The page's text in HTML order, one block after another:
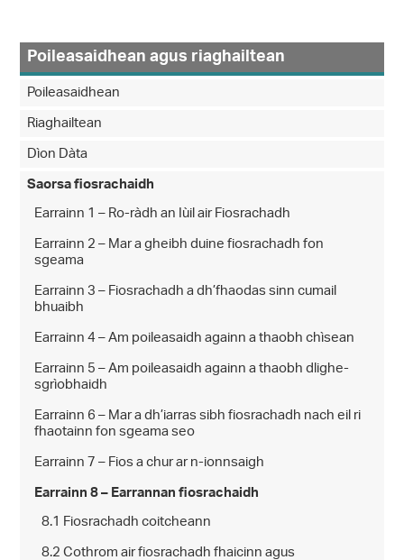
Poileasaidhean agus riaghailtean
Poileasaidhean
Riaghailtean
Dìon Dàta
Saorsa fiosrachaidh
Earrainn 1 – Ro-ràdh an Iùil air Fiosrachadh
Earrainn 2 – Mar a gheibh duine fiosrachadh fon
sgeama
Earrainn 3 – Fiosrachadh a dh’fhaodas sinn cumail
bhuaibh
Earrainn 4 – Am poileasaidh againn a thaobh chìsean
Earrainn 5 – Am poileasaidh againn a thaobh dlighe-
sgrìobhaidh
Earrainn 6 – Mar a dh’iarras sibh fiosrachadh nach eil ri
fhaotainn fon sgeama seo
Earrainn 7 – Fios a chur ar n-ionnsaigh
Earrainn 8 – Earrannan fiosrachaidh
8.1 Fiosrachadh coitcheann
8.2 Cothrom air fiosrachadh fhaicinn agus